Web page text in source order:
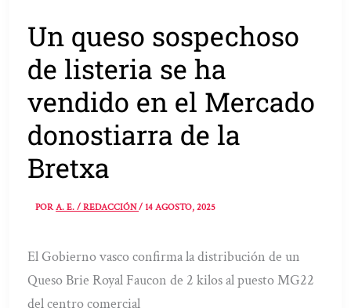
Un queso sospechoso
de listeria se ha
vendido en el Mercado
donostiarra de la
Bretxa
PORA. E. / REDACCIÓN/14 AGOSTO, 2025
El Gobierno vasco confirma la distribución de un
Queso Brie Royal Faucon de 2 kilos al puesto MG22
del centro comercial